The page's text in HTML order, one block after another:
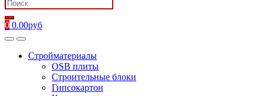
0 0.00руб
Стройматериалы
OSB плиты
Строительные блоки
Гипсокартон